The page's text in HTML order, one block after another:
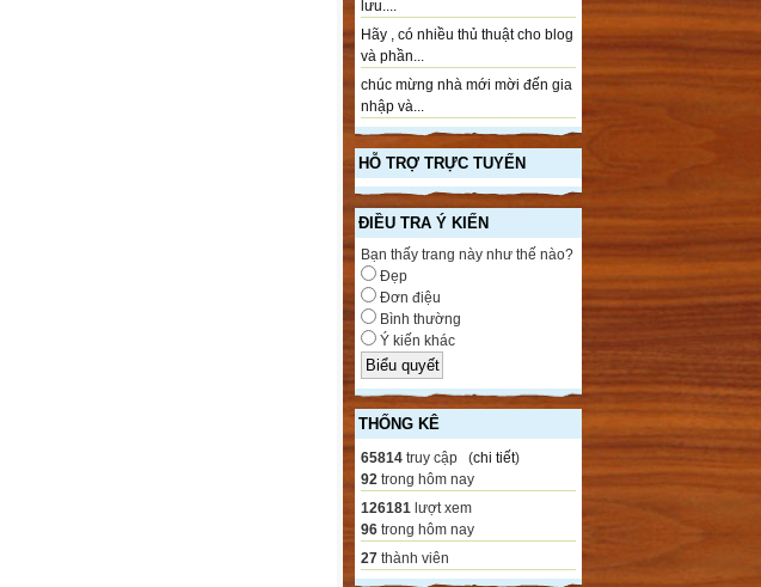
lưu....
Hãy , có nhiều thủ thuật cho blog
và phần...
chúc mừng nhà mới mời đến gia
nhập và...
HỖ TRỢ TRỰC TUYẾN
ĐIỀU TRA Ý KIẾN
Bạn thấy trang này như thế nào?
Đẹp
Đơn điệu
Bình thường
Ý kiến khác
THỐNG KÊ
65814 truy cập (chi tiết)
92 trong hôm nay
126181 lượt xem
96 trong hôm nay
27 thành viên